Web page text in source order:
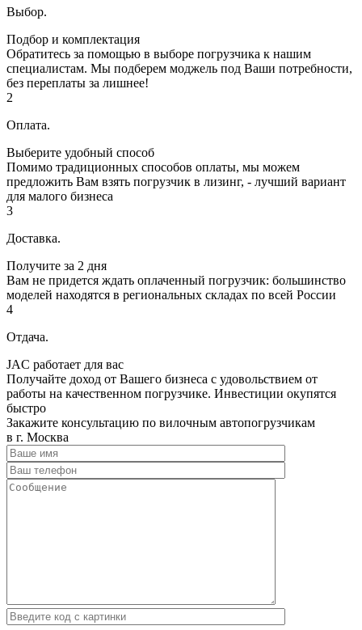
Выбор.
Подбор и комплектация
Обратитесь за помощью в выборе погрузчика к нашим
специалистам. Мы подберем моджель под Ваши потребности,
без переплаты за лишнее!
2
Оплата.
Выберите удобный способ
Помимо традиционных способов оплаты, мы можем
предложить Вам взять погрузчик в лизинг, - лучший вариант
для малого бизнеса
3
Доставка.
Получите за 2 дня
Вам не придется ждать оплаченный погрузчик: большинство
моделей находятся в региональных складах по всей России
4
Отдача.
JAC работает для вас
Получайте доход от Вашего бизнеса с удовольствием от
работы на качественном погрузчике. Инвестиции окупятся
быстро
Закажите консультацию по вилочным автопогрузчикам
в г. Москва